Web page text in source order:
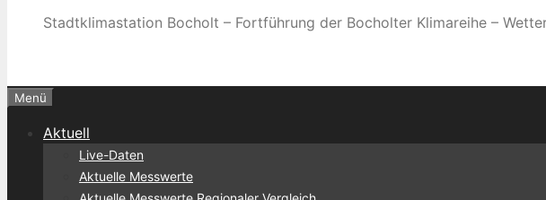
Stadtklimastation Bocholt – Fortführung der Bocholter Klimareihe –
Menü
Aktuell
Live-Daten
Aktuelle Messwerte